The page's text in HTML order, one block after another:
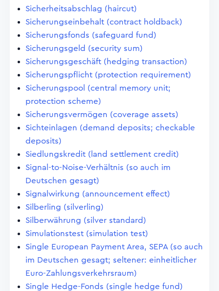
Sicherheitsabschlag (haircut)
Sicherungseinbehalt (contract holdback)
Sicherungsfonds (safeguard fund)
Sicherungsgeld (security sum)
Sicherungsgeschäft (hedging transaction)
Sicherungspflicht (protection requirement)
Sicherungspool (central memory unit;
protection scheme)
Sicherungsvermögen (coverage assets)
Sichteinlagen (demand deposits; checkable
deposits)
Siedlungskredit (land settlement credit)
Signal-to-Noise-Verhältnis (so auch im
Deutschen gesagt)
Signalwirkung (announcement effect)
Silberling (silverling)
Silberwährung (silver standard)
Simulationstest (simulation test)
Single European Payment Area, SEPA (so auch
im Deutschen gesagt; seltener: einheitlicher
Euro-Zahlungsverkehrsraum)
Single Hedge-Fonds (single hedge fund)